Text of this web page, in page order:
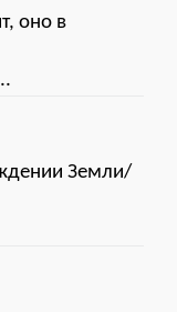
оно в
Земли/